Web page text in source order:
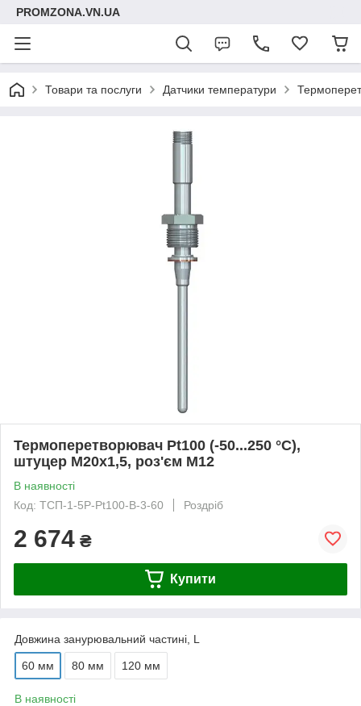
PROMZONA.VN.UA
Товари та послуги Датчики температури
Термоперетворювач Pt100 (-50...250 °C),
штуцер М20х1,5, роз'єм M12
В наявності
Код: ТСП-1-5Р-Pt100-В-3-60
Роздріб
2 674 ₴
Купити
Довжина занурювальний частині, L
60 мм 80 мм 120 мм
В наявності